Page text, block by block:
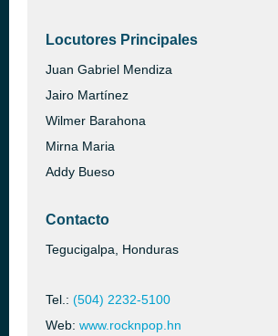
Locutores Principales
Juan Gabriel Mendiza
Jairo Martínez
Wilmer Barahona
Mirna Maria
Addy Bueso
Contacto
Tegucigalpa, Honduras
Tel.: (504) 2232-5100
Web: www.rocknpop.hn